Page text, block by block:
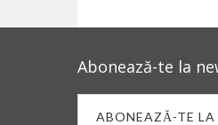
Abonează-te la
ABONEAZĂ-TE LA